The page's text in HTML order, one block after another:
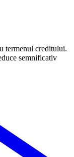
termenul creditului.
semnificativ